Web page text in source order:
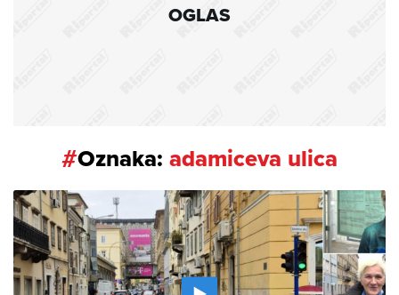
OGLAS
#Oznaka: adamiceva ulica